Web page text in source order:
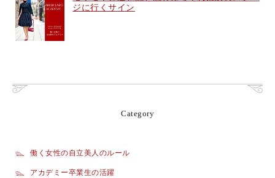
ジに行くサイン
Category
働く女性の自立美人のルール
アカデミー卒業生の活躍